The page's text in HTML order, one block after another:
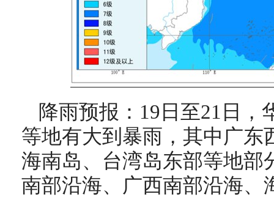
降雨预报：19日至21日，
等地有大到暴雨，其中广东
海南岛、台湾岛东部等地部
南部沿海、广西南部沿海、